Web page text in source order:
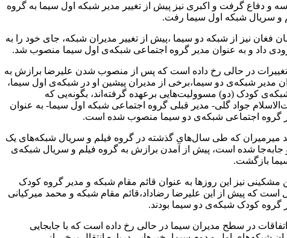
و دفاع گرفت و اکبری نیز پیش از تغییر مدیر شبکه اول سیما به گروه
و سریال شبکه اول سیما رفت.
فغان نیز از شبکه دو سیما ،پیش از تغییر مدیران شبکه، جای خود را به
داد و به عنوان مدیر گروه اجتماعی شبکه‌ی اول سیما منصوب شد.
تغییرات در حالی رخ داده است که پس از منصوب شدن علیرضا برازش به
مدیر شبکه‌ی دو سیما،برخی از مدیران پیشین او در شبکه‌ی اول سیما،
کودک (دو) مسوولیت‌هایی برعهده گرفته‌اند، بگونه‌یی که
جواد گلی- مدیر قبلی گروه اجتماعی شبکه اول سیما- به عنوان
گروه اجتماعی شبکه‌ی دو سیما منصوب شده است.
میرمیران که طی سال‌های گذشته در گروه فیلم و سریال شبکه‌های یک
جابه‌جا شده است، پیش از آمدن برازش به گروه فیلم و سریال شبکه‌ی
بازگشت.
مشکینی نیز این روزها به عنوان قائم مقام شبکه‌ و مدیر گروه کودک
است که پیش از این علیرضا رضاداد،قائم مقام شبکه‌ و محمد میرکیانی
گروه کودک شبکه‌ی دو سیما بودند.
اتفاقات در سطح مدیران سیما در حالی رخ داده است که با جابجایی